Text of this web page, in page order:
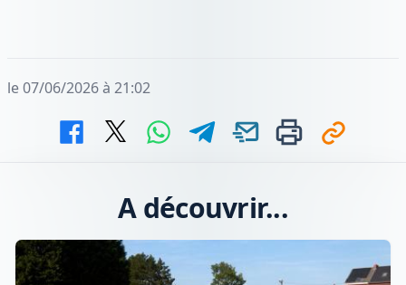
le 07/06/2026 à 21:02
A découvrir...